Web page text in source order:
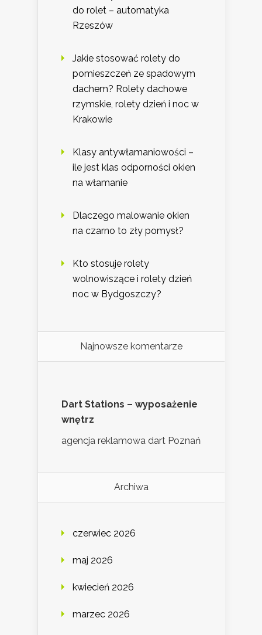
do rolet – automatyka
Rzeszów
Jakie stosować rolety do
pomieszczeń ze spadowym
dachem? Rolety dachowe
rzymskie, rolety dzień i noc w
Krakowie
Klasy antywłamaniowości –
ile jest klas odporności okien
na włamanie
Dlaczego malowanie okien
na czarno to zły pomysł?
Kto stosuje rolety
wolnowiszące i rolety dzień
noc w Bydgoszczy?
Najnowsze komentarze
Dart Stations – wyposażenie
wnętrz
agencja reklamowa dart Poznań
Archiwa
czerwiec 2026
maj 2026
kwiecień 2026
marzec 2026